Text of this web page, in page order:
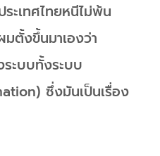
ะเทศไทยหนีไม่พ้น
ตั้งขึ้นมาเองว่า
ระบบทั้งระบบ
ซึ่งมันเป็นเรื่อง